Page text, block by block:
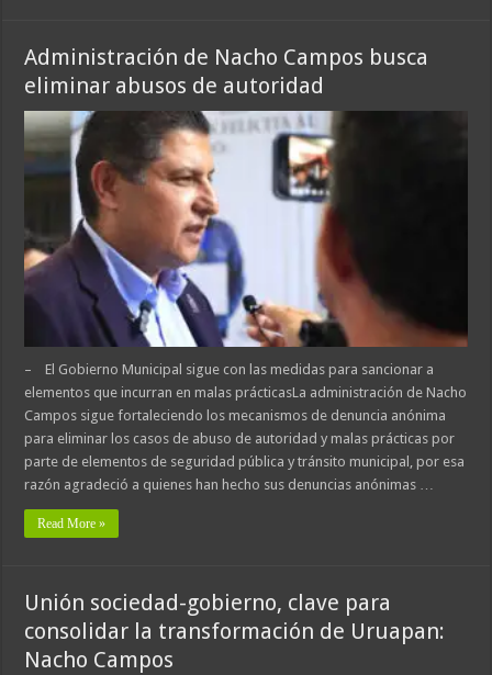
Administración de Nacho Campos busca
eliminar abusos de autoridad
– El Gobierno Municipal sigue con las medidas para sancionar a
elementos que incurran en malas prácticasLa administración de Nacho
Campos sigue fortaleciendo los mecanismos de denuncia anónima
para eliminar los casos de abuso de autoridad y malas prácticas por
parte de elementos de seguridad pública y tránsito municipal, por esa
razón agradeció a quienes han hecho sus denuncias anónimas …
Read More »
Unión sociedad-gobierno, clave para
consolidar la transformación de Uruapan:
Nacho Campos